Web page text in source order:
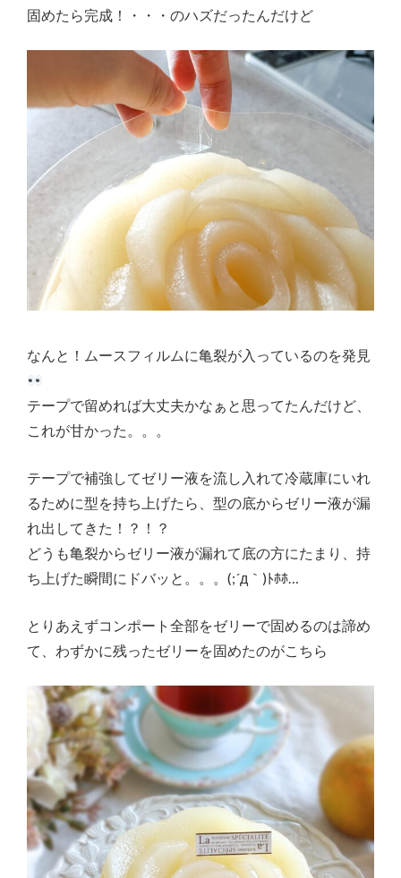
固めたら完成！・・・のハズだったんだけど
なんと！ムースフィルムに亀裂が入っているのを発見
テープで留めれば大丈夫かなぁと思ってたんだけど、
これが甘かった。。。
テープで補強してゼリー液を流し入れて冷蔵庫にいれ
るために型を持ち上げたら、型の底からゼリー液が漏
れ出してきた！？！？
どうも亀裂からゼリー液が漏れて底の方にたまり、持
ち上げた瞬間にドバッと。。。(;´д｀)ﾄﾎﾎ…
とりあえずコンポート全部をゼリーで固めるのは諦め
て、わずかに残ったゼリーを固めたのがこちら